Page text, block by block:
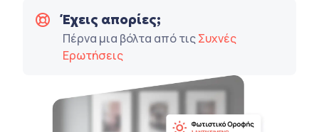
Έχεις απορίες;
Πέρνα μια βόλτα από τιςΣυχνές
Ερωτήσεις